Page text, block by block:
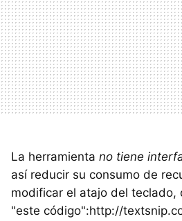
La herramienta no tiene
así reducir su consumo de
modificar el atajo del teclado,
"este código":http://